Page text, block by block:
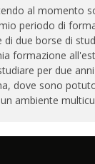
al momento
periodo di
due borse di
formazione
per due
dove sono
un ambiente